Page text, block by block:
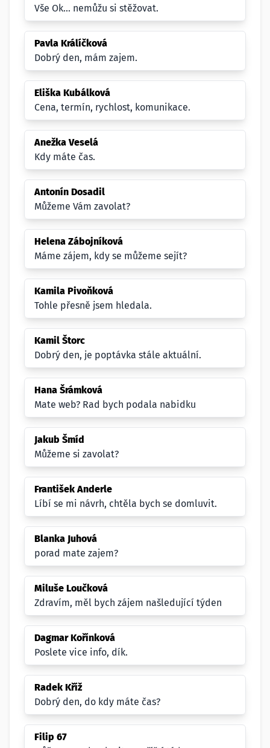
Vše Ok... nemůžu si stěžovat.
Pavla Králíčková
Dobrý den, mám zajem.
Eliška Kubálková
Cena, termín, rychlost, komunikace.
Anežka Veselá
Kdy máte čas.
Antonín Dosadil
Můžeme Vám zavolat?
Helena Zábojníková
Máme zájem, kdy se můžeme sejít?
Kamila Pivoňková
Tohle přesně jsem hledala.
Kamil Štorc
Dobrý den, je poptávka stále aktuální.
Hana Šrámková
Mate web? Rad bych podala nabidku
Jakub Šmíd
Můžeme si zavolat?
František Anderle
Líbí se mi návrh, chtěla bych se domluvit.
Blanka Juhová
porad mate zajem?
Miluše Loučková
Zdravím, měl bych zájem našledující týden
Dagmar Kořínková
Poslete vice info, dík.
Radek Kříž
Dobrý den, do kdy máte čas?
Filip 67